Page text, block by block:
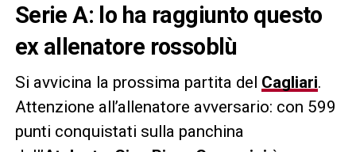
Serie A: lo ha raggiunto questo
ex allenatore rossoblù
Si avvicina la prossima partita del Cagliari.
Attenzione all’allenatore avversario: con 599
punti conquistati sulla panchina